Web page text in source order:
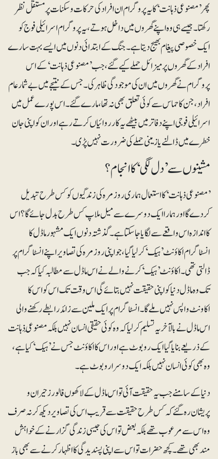
پھر ’مصنوعی ذہانت‘ کا یہ پروگرام ان افراد کی حرکات و سکنات پر مستقل نظر
رکھتا۔ جیسے ہی وہ اپنے گھروں میں داخل ہوتے، یہ پروگرام اسرائیلی فوج کو
ایک خصوصی پیغام بھیج دیتا ہے۔ جنگ کے ابتدائی دنوں میں ایسے بہت سارے
افراد کے گھروں پر میزائل حملے کیے گئے، جب ’مصنوعی ذہانت‘ کے اس
پروگرام نے گھروں میں ان کی موجودگی ظاہر کی۔ جس کے نتیجے میں بے شمار عام
افراد، جن کا حماس سے کوئی تعلق بھی نہ تھا، مارے گئے۔ اس پورے عمل میں
اسرائیلی فوجی اپنے دفاتر میں بیٹھے یہ کارروائیاں کرتے رہے اور ان کو اپنی جان
خطرے میں ڈالنے یا زمینی حملے کی ضرورت نہیں پڑی۔
مشینوں سے ’دل لگی‘ کا انجام؟
’مصنوعی ذہانت‘ کا استعمال ہماری روزمرہ کی زندگیوں کو کس طرح تبدیل
کردے گا اورہمارا ایک دوسرے سے میل ملاپ کس طرح بدل جائے گا؟ اس
کا اندازہ اس واقعے سے لگایا جاسکتا ہے۔ گذشتہ دنوں ایک مشہور ماڈل کا
انسٹاگرام اکاؤنٹ’ہیک‘کرلیا گیا، جو اپنی روزمرہ کی تصاویر اپنے انسٹاگرام پر
ڈالتی تھی۔ اکاؤنٹ ’ہیک‘ کرنے والے نے اس ماڈل سے مطالبہ کیا کہ جب
تک وہ ماڈل دنیا کو اپنی حقیقت نہیں بتائے گی اس وقت تک اس کو اس کا
اکاونٹ واپس نہیں ملے گا۔ انسٹاگرام پر ایک ملین سے زائد رابطے رکھنے والی
اس ماڈل نے بالآخر یہ تسلیم کرلیا کہ وہ کوئی حقیقی انسان نہیں بلکہ مصنوعِی ذہانت
کے ذریعے بنایا گیا ایک روبوٹ ہے اور اس کا اکاؤنٹ جس نے ’ہیک‘ کیا ہے،
وہ بھی کوئی انسان نہیں بلکہ ایک دوسرا روبوٹ ہے۔
دنیا کے سامنے جب یہ حقیقت آئی تو اس ماڈل کے لاکھوں فالورز حیران و
پریشان رہ گئے کہ کس طرح حقیقت سے قریب اس کی تصاویر دیکھ کر نہ صرف
وہ اس سے مرعوب تھے بلکہ بعض تو اس کی جیسی زندگی گزارنے کے خواہش
مند بھی تھے۔ کچھ حضرات تو اس سے اپنی پسندیدگی کا اظہار کرنے سے بھی باز